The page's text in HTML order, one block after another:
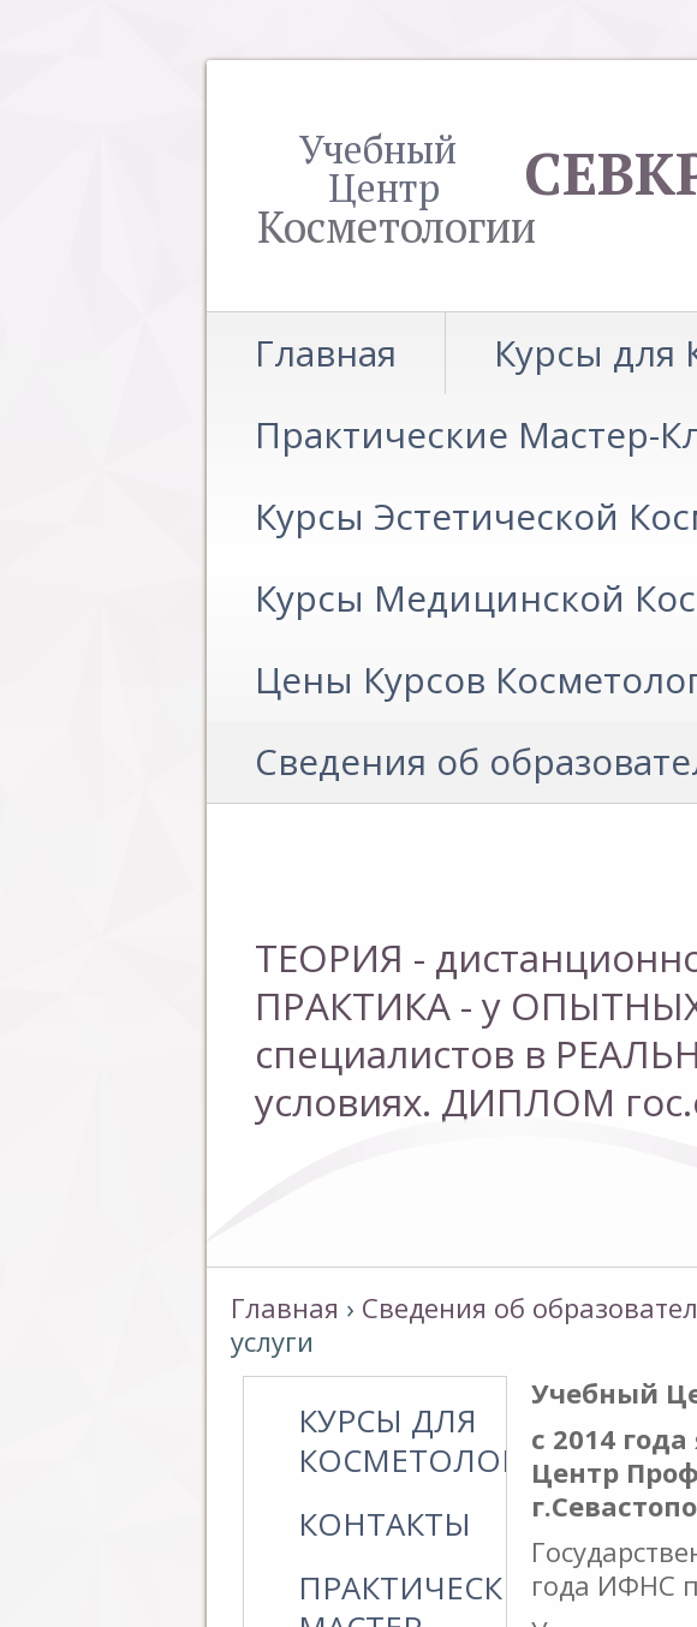
Косметологии
Учебный
Центр
Главная Курсы для
Практические Мастер-
Курсы Эстетической
Курсы Медицинской
Цены Курсов
Сведения об
ТЕОРИЯ -
ПРАКТИКА - у
специалистов в
условиях. ДИПЛОМ
ТЕОРИЯ -
ПРАКТИКА - у
специалистов в
условиях. ДИПЛОМ
Главная › Сведения об
услуги
КУРСЫ ДЛЯ
КОСМЕТОЛОГОВ
КОНТАКТЫ
ПРАКТИЧЕСКИЕ
Учебный
с 2014
Центр
года ИФНС